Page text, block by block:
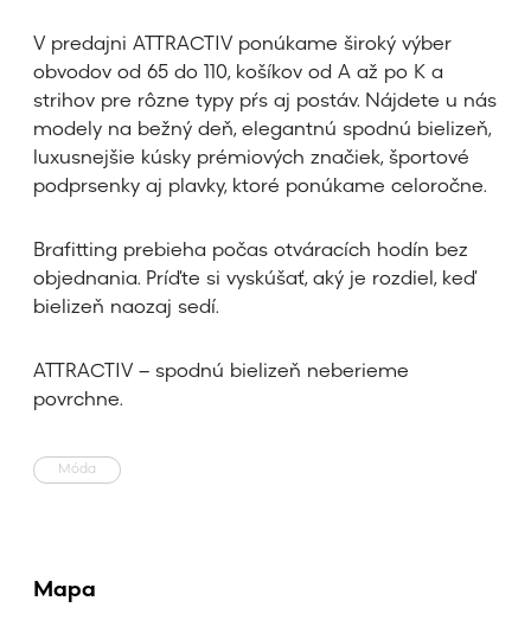
V predajni ATTRACTIV ponúkame široký výber
obvodov od 65 do 110, košíkov od A až po K a
strihov pre rôzne typy pŕs aj postáv. Nájdete u nás
modely na bežný deň, elegantnú spodnú bielizeň,
luxusnejšie kúsky prémiových značiek, športové
podprsenky aj plavky, ktoré ponúkame celoročne.
Brafitting prebieha počas otváracích hodín bez
objednania. Príďte si vyskúšať, aký je rozdiel, keď
bielizeň naozaj sedí.
ATTRACTIV – spodnú bielizeň neberieme
povrchne.
Móda
Mapa